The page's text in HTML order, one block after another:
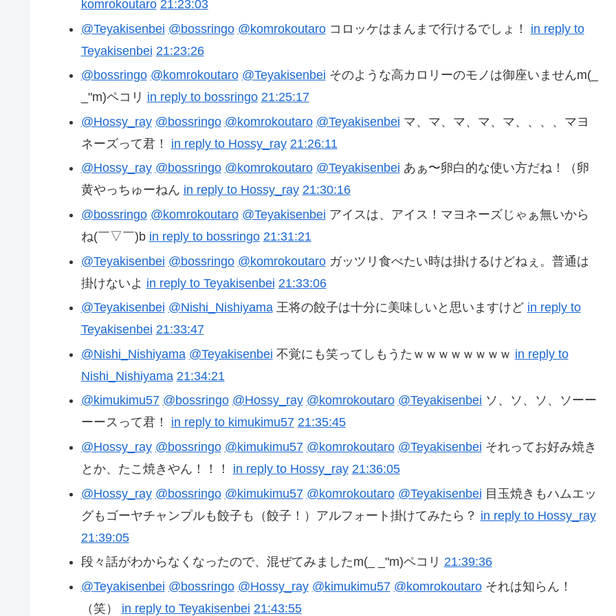
komrokoutaro 21:23:03
@Teyakisenbei @bossringo @komrokoutaroコロッケはまんまで行けるでしょ！ in reply to
Teyakisenbei 21:23:26
@bossringo @komrokoutaro @Teyakisenbei そのような高カロリーのモノは御座いませんm(_
_"m)ペコリ in reply to bossringo 21:25:17
@Hossy_ray @bossringo @komrokoutaro @Teyakisenbei マ、マ、マ、マ、マ、、、、マヨ
ネーズって君！ in reply to Hossy_ray 21:26:11
@Hossy_ray @bossringo @komrokoutaro @Teyakisenbei あぁ〜卵白的な使い方だね！（卵
黄やっちゅーねん in reply to Hossy_ray 21:30:16
@bossringo @komrokoutaro @Teyakisenbei アイスは、アイス！マヨネーズじゃぁ無いから
ね(￣▽￣)b in reply to bossringo 21:31:21
@Teyakisenbei @bossringo @komrokoutaroガッツリ食べたい時は掛けるけどねぇ。普通は
掛けないよ in reply to Teyakisenbei 21:33:06
@Teyakisenbei @Nishi_Nishiyama王将の餃子は十分に美味しいと思いますけど in reply to
Teyakisenbei 21:33:47
@Nishi_Nishiyama @Teyakisenbei 不覚にも笑ってしもうたｗｗｗｗｗｗｗｗ in reply to
Nishi_Nishiyama 21:34:21
@kimukimu57 @bossringo @Hossy_ray @komrokoutaro @Teyakisenbei ソ、ソ、ソ、ソーー
ーースって君！ in reply to kimukimu57 21:35:45
@Hossy_ray @bossringo @kimukimu57 @komrokoutaro @Teyakisenbei それってお好み焼き
とか、たこ焼きやん！！！ in reply to Hossy_ray 21:36:05
@Hossy_ray @bossringo @kimukimu57 @komrokoutaro @Teyakisenbei 目玉焼きもハムエッ
グもゴーヤチャンプルも餃子も（餃子！）アルフォート掛けてみたら？ in reply to Hossy_ray
21:39:05
段々話がわからなくなったので、混ぜてみましたm(_ _"m)ペコリ 21:39:36
@Teyakisenbei @bossringo @Hossy_ray @kimukimu57 @komrokoutaroそれは知らん！
（笑） in reply to Teyakisenbei 21:43:55